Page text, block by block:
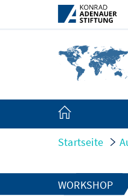
Zum Hauptinhalt springen
Startseite
WORKSHOP